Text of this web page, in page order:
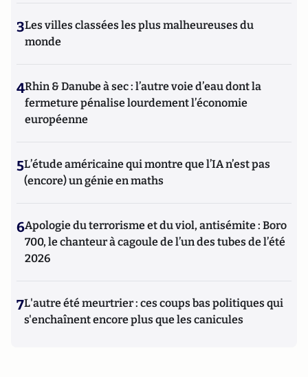
3Les villes classées les plus malheureuses du
monde
4Rhin & Danube à sec : l’autre voie d’eau dont la
fermeture pénalise lourdement l’économie
européenne
5L’étude américaine qui montre que l’IA n’est pas
(encore) un génie en maths
6Apologie du terrorisme et du viol, antisémite : Boro
700, le chanteur à cagoule de l’un des tubes de l’été
2026
7L'autre été meurtrier : ces coups bas politiques qui
s'enchaînent encore plus que les canicules